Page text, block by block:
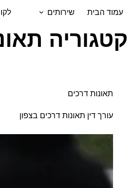
עמוד הבית
שירותים
קטגוריה
תאונות דרכים
עורך דין תאונות דרכים בצפון